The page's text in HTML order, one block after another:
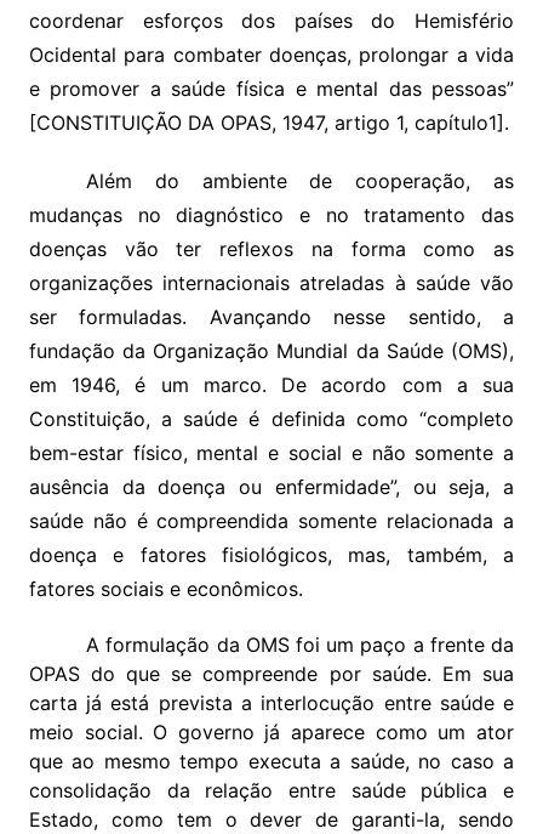
coordenar esforços dos países do Hemisfério
Ocidental para combater doenças, prolongar a vida
e promover a saúde física e mental das pessoas”
[CONSTITUIÇÃO DA OPAS, 1947, artigo 1, capítulo1].
Além do ambiente de cooperação, as
mudanças no diagnóstico e no tratamento das
doenças vão ter reflexos na forma como as
organizações internacionais atreladas à saúde vão
ser formuladas. Avançando nesse sentido, a
fundação da Organização Mundial da Saúde (OMS),
em 1946, é um marco. De acordo com a sua
Constituição, a saúde é definida como “completo
bem-estar físico, mental e social e não somente a
ausência da doença ou enfermidade”, ou seja, a
saúde não é compreendida somente relacionada a
doença e fatores fisiológicos, mas, também, a
fatores sociais e econômicos.
A formulação da OMS foi um paço a frente da
OPAS do que se compreende por saúde. Em sua
carta já está prevista a interlocução entre saúde e
meio social. O governo já aparece como um ator
que ao mesmo tempo executa a saúde, no caso a
consolidação da relação entre saúde pública e
Estado, como tem o dever de garanti-la, sendo